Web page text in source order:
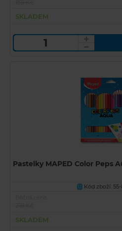
SKLADEM
Pastelky MAPED Color Peps
U Kód zboží: 55-
SKLADEM